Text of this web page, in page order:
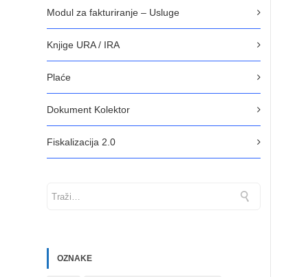
Modul za fakturiranje – Usluge
Knjige URA / IRA
Plaće
Dokument Kolektor
Fiskalizacija 2.0
OZNAKE